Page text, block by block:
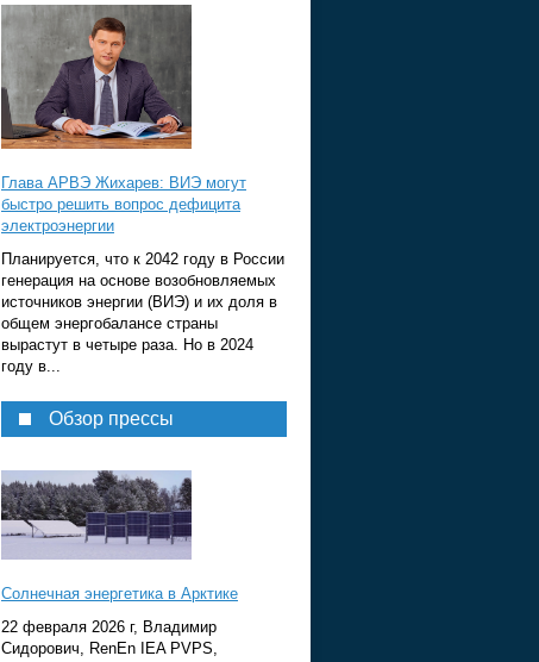
Глава АРВЭ Жихарев: ВИЭ могут
быстро решить вопрос дефицита
электроэнергии
Планируется, что к 2042 году в России
генерация на основе возобновляемых
источников энергии (ВИЭ) и их доля в
общем энергобалансе страны
вырастут в четыре раза. Но в 2024
году в...
Обзор прессы
Солнечная энергетика в Арктике
22 февраля 2026 г, Владимир
Сидорович, RenEn IEA PVPS,